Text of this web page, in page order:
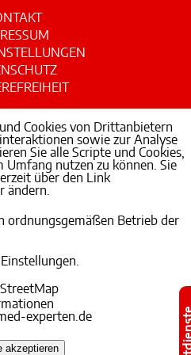
Darreichungsform *
Cookies von Drittanbietern
sowie zur Analyse
Sie alle Scripte und Cookies,
Umfang nutzen zu können. Sie
über den Link
ändern.
ordnungsgemäßen Betrieb der
experten.de
akzeptieren